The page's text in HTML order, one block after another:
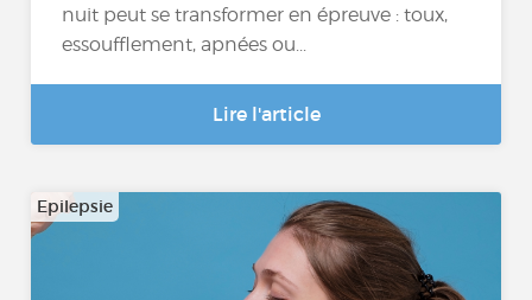
nuit peut se transformer en épreuve : toux,
essoufflement, apnées ou...
Lire l'article
Epilepsie